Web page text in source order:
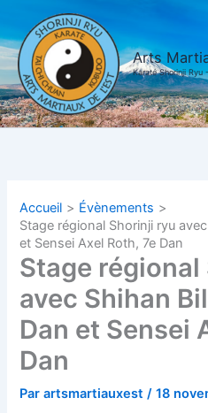
contenu
Arts
Karaté Shorinji Ryu
Accueil
Évènements
Stage régional Shorinji ryu
et Sensei Axel Roth, 7e Dan
Stage
avec Shihan
Dan et Sensei
Dan
Parartsmartiauxest/18